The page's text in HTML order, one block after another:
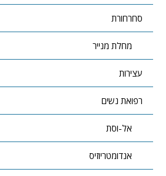
סחרחורת
מחלת מנייר
עצירות
רפואת נשים
אל-וסת
אנדומטריוזיס